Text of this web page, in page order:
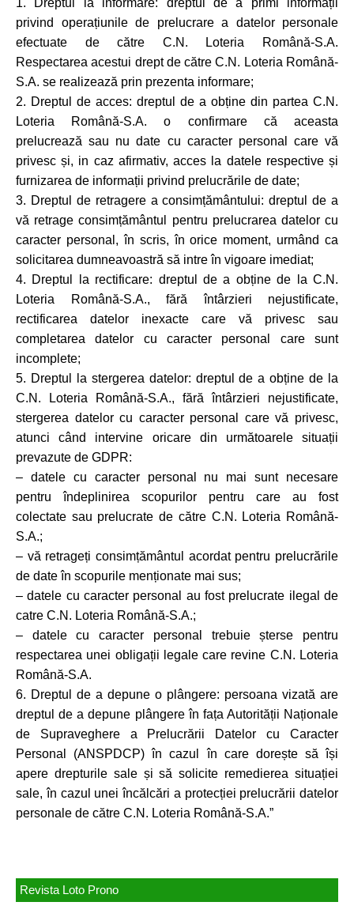
1. Dreptul la informare: dreptul de a primi informații
privind operațiunile de prelucrare a datelor personale
efectuate de către C.N. Loteria Română-S.A.
Respectarea acestui drept de către C.N. Loteria Română-
S.A. se realizează prin prezenta informare;
2. Dreptul de acces: dreptul de a obține din partea C.N.
Loteria Română-S.A. o confirmare că aceasta
prelucrează sau nu date cu caracter personal care vă
privesc și, in caz afirmativ, acces la datele respective și
furnizarea de informații privind prelucrările de date;
3. Dreptul de retragere a consimțământului: dreptul de a
vă retrage consimțământul pentru prelucrarea datelor cu
caracter personal, în scris, în orice moment, urmând ca
solicitarea dumneavoastră să intre în vigoare imediat;
4. Dreptul la rectificare: dreptul de a obține de la C.N.
Loteria Română-S.A., fără întârzieri nejustificate,
rectificarea datelor inexacte care vă privesc sau
completarea datelor cu caracter personal care sunt
incomplete;
5. Dreptul la stergerea datelor: dreptul de a obține de la
C.N. Loteria Română-S.A., fără întârzieri nejustificate,
stergerea datelor cu caracter personal care vă privesc,
atunci când intervine oricare din următoarele situații
prevazute de GDPR:
– datele cu caracter personal nu mai sunt necesare
pentru îndeplinirea scopurilor pentru care au fost
colectate sau prelucrate de către C.N. Loteria Română-
S.A.;
– vă retrageți consimțământul acordat pentru prelucrările
de date în scopurile menționate mai sus;
– datele cu caracter personal au fost prelucrate ilegal de
catre C.N. Loteria Română-S.A.;
– datele cu caracter personal trebuie șterse pentru
respectarea unei obligații legale care revine C.N. Loteria
Română-S.A.
6. Dreptul de a depune o plângere: persoana vizată are
dreptul de a depune plângere în fața Autorității Naționale
de Supraveghere a Prelucrării Datelor cu Caracter
Personal (ANSPDCP) în cazul în care dorește să își
apere drepturile sale și să solicite remedierea situației
sale, în cazul unei încălcări a protecției prelucrării datelor
personale de către C.N. Loteria Română-S.A.”
Revista Loto Prono